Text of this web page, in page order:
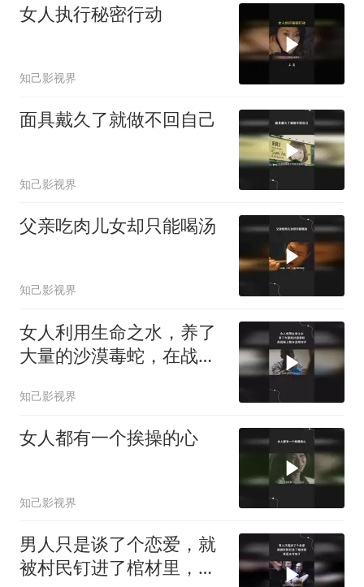
女人执行秘密行动
知己影视界
面具戴久了就做不回自己
知己影视界
父亲吃肉儿女却只能喝汤
知己影视界
女人利用生命之水，养了
大量的沙漠毒蛇，在战场
知己影视界
女人都有一个挨操的心
知己影视界
男人只是谈了个恋爱，就
被村民钉进了棺材里，真